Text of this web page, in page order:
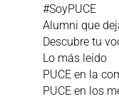
#SoyPUCE
Alumni que
Descubre tu
Lo más leído
PUCE en la
PUCE en los